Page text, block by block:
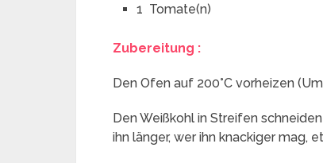
1 Tomate(n)
Zubereitung :
Den Ofen auf 200°C vorheizen
Den Weißkohl in Streifen
ihn länger, wer ihn knackiger mag,